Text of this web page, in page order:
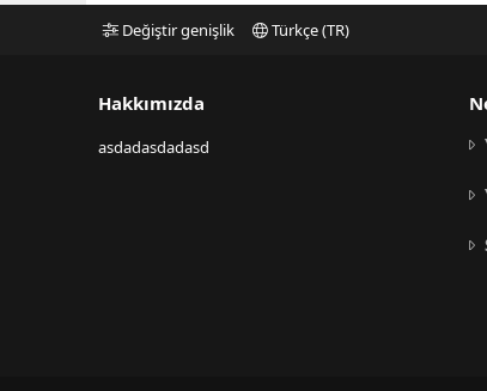
Değiştir genişlik Türkçe (TR)
Hakkımızda
asdadasdadasd